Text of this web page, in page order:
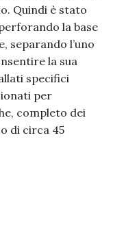
Quindi è stato
la base
separando l’uno
la sua
specifici
per
completo dei
di circa 45